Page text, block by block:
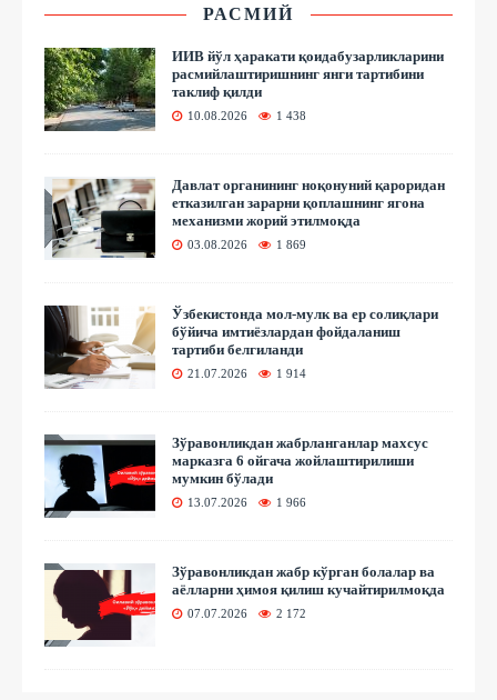
РАСМИЙ
ИИВ йўл ҳаракати қоидабузарликларини
расмийлаштиришнинг янги тартибини
таклиф қилди
10.08.2026 1 438
Давлат органининг ноқонуний қароридан
етказилган зарарни қоплашнинг ягона
механизми жорий этилмоқда
03.08.2026 1 869
Ўзбекистонда мол-мулк ва ер солиқлари
бўйича имтиёзлардан фойдаланиш
тартиби белгиланди
21.07.2026 1 914
Зўравонликдан жабрланганлар махсус
марказга 6 ойгача жойлаштирилиши
мумкин бўлади
13.07.2026 1 966
Зўравонликдан жабр кўрган болалар ва
аёлларни ҳимоя қилиш кучайтирилмоқда
07.07.2026 2 172